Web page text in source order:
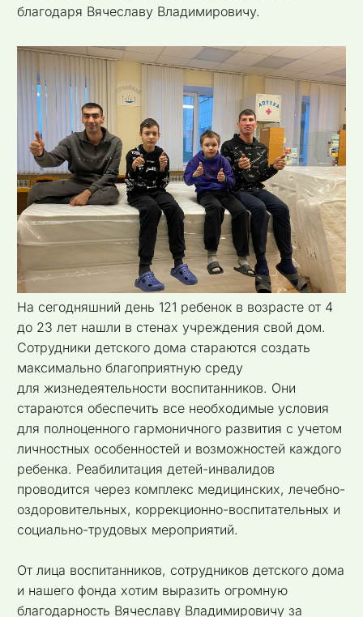
благодаря Вячеславу Владимировичу.
На сегодняшний день 121 ребенок в возрасте от 4
до 23 лет нашли в стенах учреждения свой дом.
Сотрудники детского дома стараются создать
максимально благоприятную среду
для жизнедеятельности воспитанников. Они
стараются обеспечить все необходимые условия
для полноценного гармоничного развития с учетом
личностных особенностей и возможностей каждого
ребенка. Реабилитация детей-инвалидов
проводится через комплекс медицинских, лечебно-
оздоровительных, коррекционно-воспитательных и
социально-трудовых мероприятий.
От лица воспитанников, сотрудников детского дома
и нашего фонда хотим выразить огромную
благодарность Вячеславу Владимировичу за